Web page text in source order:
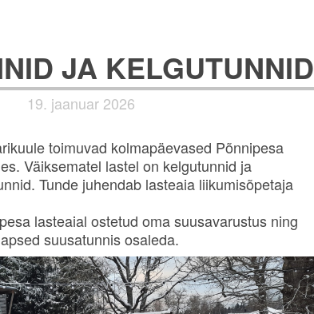
JA KELGUTUNNID
19. jaanuar 2026
toimuvad kolmapäevased Põnnipesa
Väiksematel lastel on kelgutunnid ja
Tunde juhendab lasteaia liikumisõpetaja
lasteaial ostetud oma suusavarustus ning
suusatunnis osaleda.